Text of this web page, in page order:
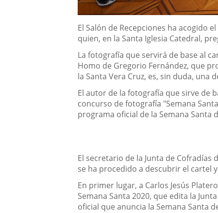
Descripción
El Salón de Recepciones ha acogido
quien, en la Santa Iglesia Catedral,
La fotografía que servirá de base al
Homo de Gregorio Fernández, que
la Santa Vera Cruz, es, sin duda, una
El autor de la fotografía que sirve de
concurso de fotografía "Semana
programa oficial de la Semana Santa
El secretario de la Junta de Cofradías
se ha procedido a descubrir el cartel
En primer lugar, a Carlos Jesús
Semana Santa 2020, que edita la
oficial que anuncia la Semana Santa